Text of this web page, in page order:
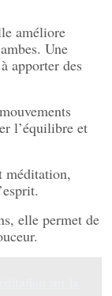
améliore
Une
apporter des
l’équilibre et
méditation,
elle permet de